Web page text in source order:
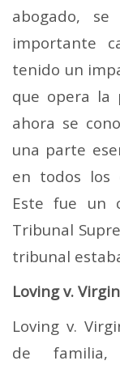
abogado, se
importante
tenido un
que opera la
ahora se
una parte
en todos los
Este fue un
Tribunal
tribunal
Loving v.
Loving v.
de familia,